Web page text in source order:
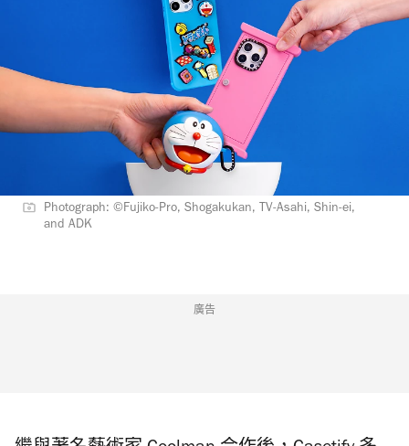
Photograph: ©Fujiko-Pro, Shogakukan, TV-Asahi, Shin-ei,
and ADK
廣告